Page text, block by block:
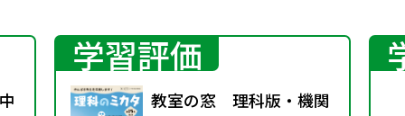
学習評価
教室の窓 理科版・機関